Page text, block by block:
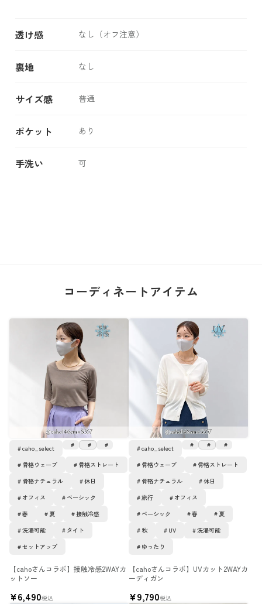
透け感 なし（オフ注意）
裏地 なし
サイズ感 普通
ポケット あり
手洗い 可
コーディネートアイテム
【cahoさんコラボ】接触冷感2WAYカ
ットソー
caho_select
骨格ウェーブ
骨格ストレート
骨格ナチュラル
休日
オフィス
ベーシック
春
夏
接触冷感
洗濯可能
タイト
セットアップ
¥6,490税込
【cahoさんコラボ】UVカット2WAYカ
ーディガン
caho_select
骨格ウェーブ
骨格ストレート
骨格ナチュラル
休日
旅行
オフィス
ベーシック
春
夏
秋
UV
洗濯可能
ゆったり
¥9,790税込